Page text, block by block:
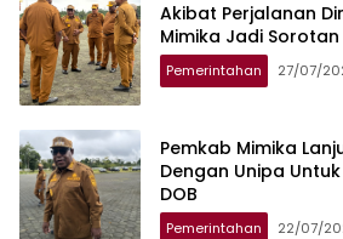
Akibat Perjalanan
Mimika Jadi
Pemerintahan 27/07/
Pemkab Mimika
Dengan Unipa
DOB
Pemerintahan 22/07/